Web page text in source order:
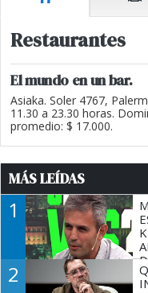
Restaurantes
El mundo en un bar.
Asiaka. Soler 4767,
11.30 a 23.30 horas.
promedio: $ 17.000.
MÁS LEÍDAS
1
2